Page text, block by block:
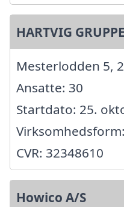
HARTVIG
Mesterlodden 5,
Ansatte: 30
Startdato: 25.
CVR: 32348610
Howico A/S